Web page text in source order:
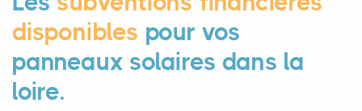
disponibles pour vos
panneaux solaires dans la
loire.